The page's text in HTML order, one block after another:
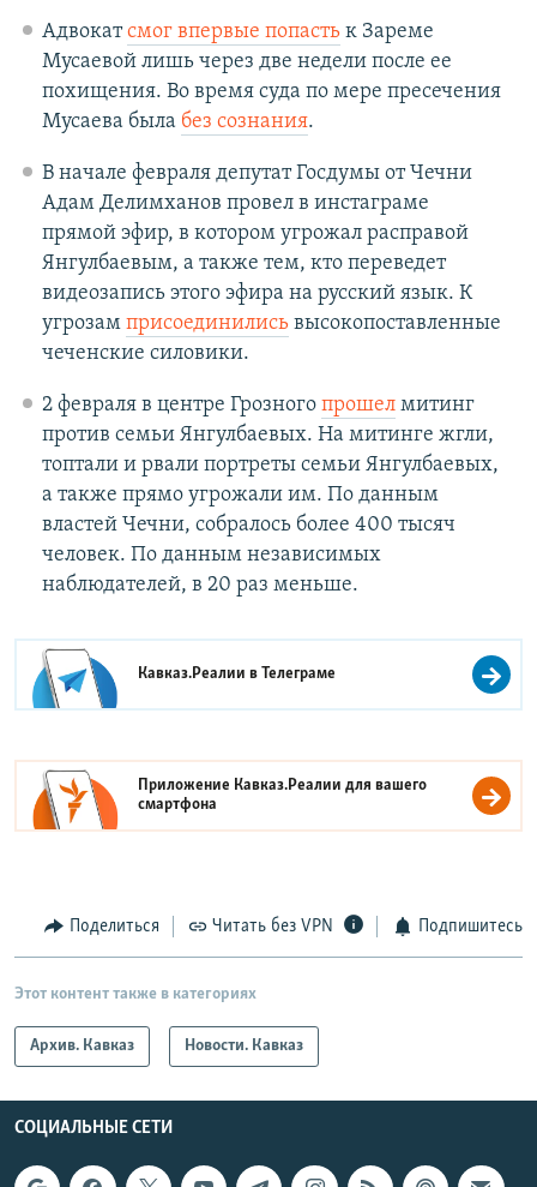
Адвокатсмог впервые попастьк Зареме
Мусаевой лишь через две недели после ее
похищения. Во время суда по мере пресечения
Мусаева была без сознания.
В начале февраля депутат Госдумы от Чечни
Адам Делимханов провел в инстаграме
прямой эфир, в котором угрожал расправой
Янгулбаевым, а также тем, кто переведет
видеозапись этого эфира на русский язык. К
угрозам присоединилисьвысокопоставленные
чеченские силовики.
2 февраля в центре Грозного прошелмитинг
против семьи Янгулбаевых. На митинге жгли,
топтали и рвали портреты семьи Янгулбаевых,
а также прямо угрожали им. По данным
властей Чечни, собралось более 400 тысяч
человек. По данным независимых
наблюдателей, в 20 раз меньше.
Кавказ.Реалии вТелеграме
Приложение Кавказ.Реалии для вашего
смартфона
Поделиться Читать без VPN Подпишитесь
Этот контент также в категориях
Архив. Кавказ Новости. Кавказ
СОЦИАЛЬНЫЕ СЕТИ